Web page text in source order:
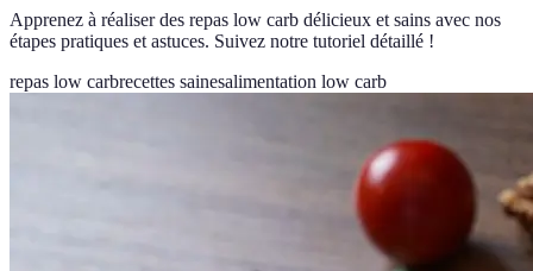
Apprenez à réaliser des repas low carb délicieux et sains avec nos
étapes pratiques et astuces. Suivez notre tutoriel détaillé !
repas low carbrecettes sainesalimentation low carb